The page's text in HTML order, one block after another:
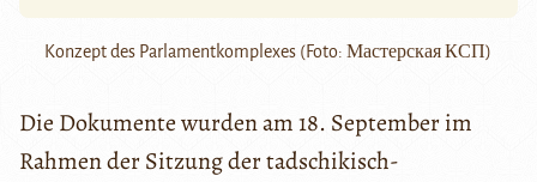
Konzept des Parlamentkomplexes (Foto: Мастерская КСП)
Die Dokumente wurden am 18. September im
Rahmen der Sitzung der tadschikisch-